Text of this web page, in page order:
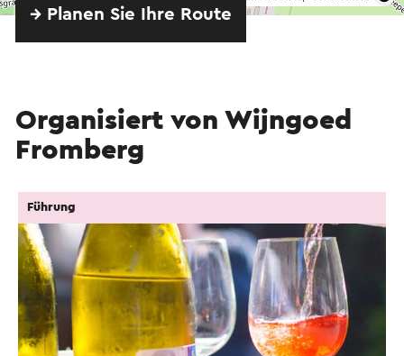
→ Planen Sie Ihre Route
Organisiert von Wijngoed
Fromberg
Führung